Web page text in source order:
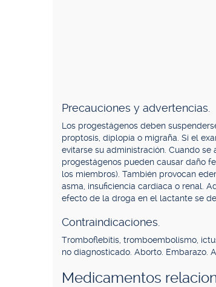
Precauciones y advertencias.
Los progestágenos deben
proptosis, diplopía o migraña. Si el
evitarse su administración. Cuando
progestágenos pueden causar daño
los miembros). También provocan
asma, insuficiencia cardíaca o renal.
efecto de la droga en el lactante se
Contraindicaciones.
Tromboflebitis, tromboembolismo,
no diagnosticado. Aborto. Embarazo.
Medicamentos